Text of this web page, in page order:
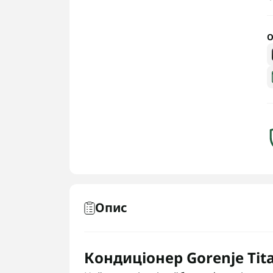
Опис
Кондиціонер Gorenje